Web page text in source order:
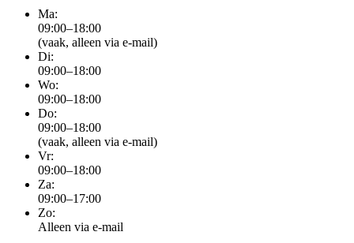
Ma:
09:00–18:00
(vaak, alleen via e-mail)
Di:
09:00–18:00
Wo:
09:00–18:00
Do:
09:00–18:00
(vaak, alleen via e-mail)
Vr:
09:00–18:00
Za:
09:00–17:00
Zo:
Alleen via e-mail